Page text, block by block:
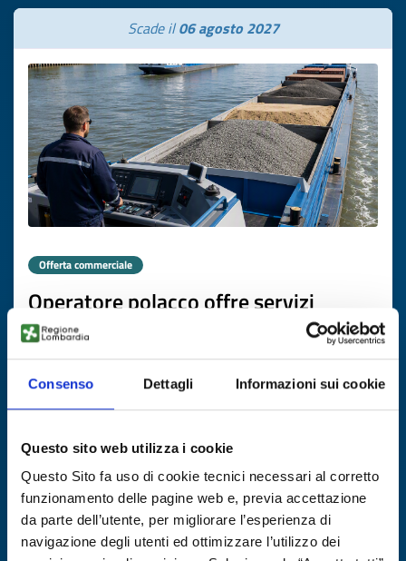
Consenso Dettagli Informazioni sui cookie
Questo sito web utilizza i cookie
Questo Sito fa uso di cookie tecnici necessari al corretto
funzionamento delle pagine web e, previa accettazione
da parte dell’utente, per migliorare l’esperienza di
navigazione degli utenti ed ottimizzare l’utilizzo dei
Scade il06 agosto 2027
Offerta commerciale
Operatore polacco offre servizi
internazionali di trasporto fluviale
merci
ID EEN: BOPL20260616009
Scade il06 agosto 2027